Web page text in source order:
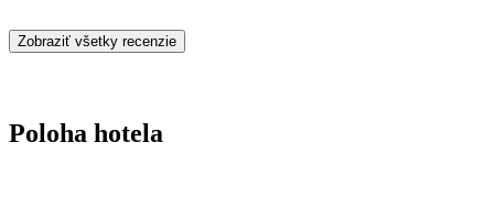
Zobraziť všetky recenzie
Poloha hotela